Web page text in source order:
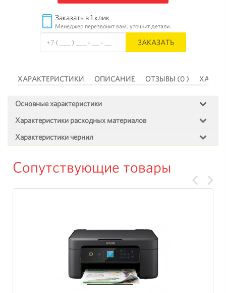
Заказать в 1 клик
Менеджер перезвонит вам, уточнит детали.
ЗАКАЗАТЬ
ХАРАКТЕРИСТИКИ ОПИСАНИЕ ОТЗЫВЫ (0 )
Основные характеристики
Характеристики расходных материалов
Характеристики чернил
Сопутствующие товары